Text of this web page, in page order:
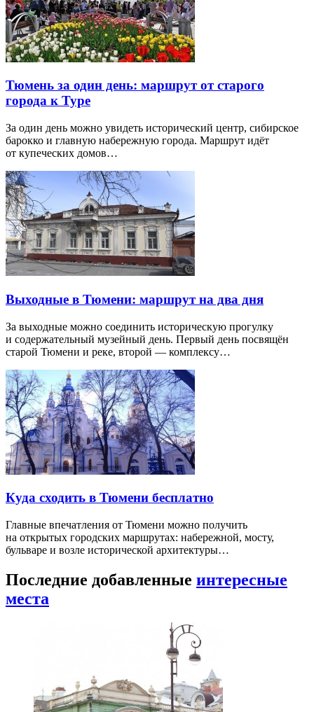
Тюмень за один день: маршрут от старого
города к Туре
За один день можно увидеть исторический центр, сибирское
барокко и главную набережную города. Маршрут идёт
от купеческих домов…
Выходные в Тюмени: маршрут на два дня
За выходные можно соединить историческую прогулку
и содержательный музейный день. Первый день посвящён
старой Тюмени и реке, второй — комплексу…
Куда сходить в Тюмени бесплатно
Главные впечатления от Тюмени можно получить
на открытых городских маршрутах: набережной, мосту,
бульваре и возле исторической архитектуры…
Последние добавленные интересные
места